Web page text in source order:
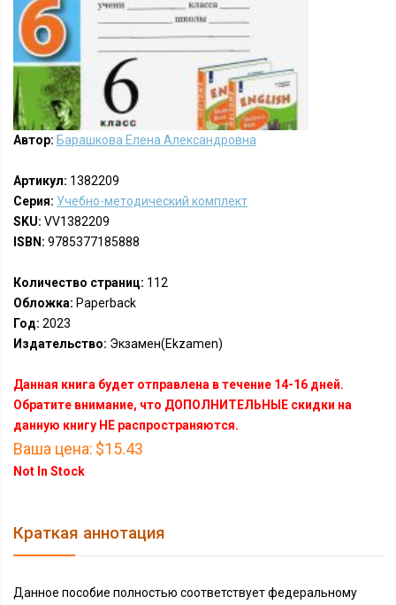
Автор: Барашкова Елена Александровна
Артикул: 1382209
Серия: Учебно-методический комплект
SKU: VV1382209
ISBN: 9785377185888
Количество страниц: 112
Обложка: Paperback
Год: 2023
Издательство: Экзамен(Ekzamen)
Данная книга будет отправлена в течение 14-16 дней.
Обратите внимание, что ДОПОЛНИТЕЛЬНЫЕ скидки на
данную книгу НЕ распространяются.
Ваша цена: $15.43
Not In Stock
Краткая аннотация
Данное пособие полностью соответствует федеральному